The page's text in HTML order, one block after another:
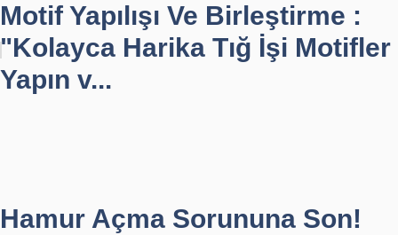
Motif Yapılışı Ve Birleştirme :
"Kolayca Harika Tığ İşi Motifler
Yapın v...
Hamur Açma Sorununa Son!